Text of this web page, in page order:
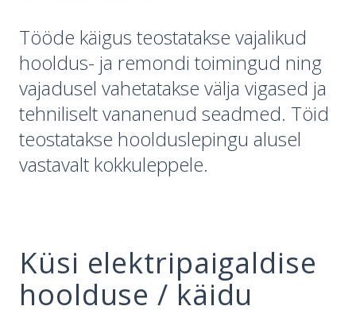
Tööde käigus teostatakse vajalikud
hooldus- ja remondi toimingud ning
vajadusel vahetatakse välja vigased ja
tehniliselt vananenud seadmed. Töid
teostatakse hoolduslepingu alusel
vastavalt kokkuleppele.
Küsi elektripaigaldise
hoolduse / käidu